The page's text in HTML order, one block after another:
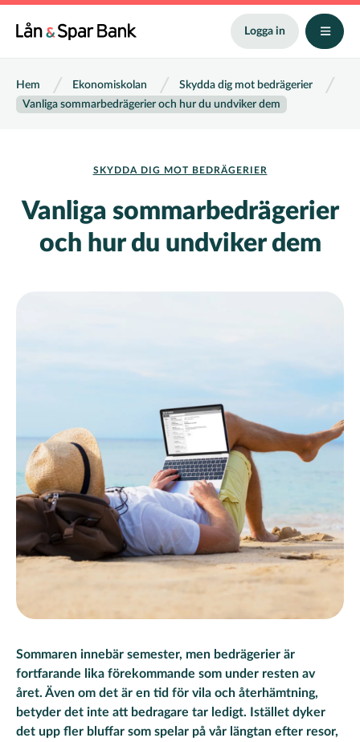
Hoppa
Logga in
Länkstig
Hem Ekonomiskolan
Skydda dig mot bedrägerier
Vanliga sommarbedrägerier och hur du undviker dem
SKYDDA DIG MOT BEDRÄGERIER
Vanliga sommarbedrägerier
och hur du undviker dem
Sommaren innebär semester, men bedrägerier är
fortfarande lika förekommande som under resten av
året. Även om det är en tid för vila och återhämtning,
betyder det inte att bedragare tar ledigt. Istället dyker
det upp fler bluffar som spelar på vår längtan efter resor,